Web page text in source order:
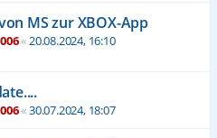
MS zur XBOX-App
«20.08.2024, 16:10
«30.07.2024, 18:07